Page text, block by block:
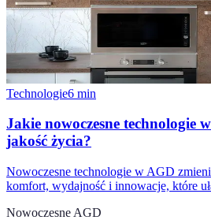
Technologie6 min
Jakie nowoczesne technologie
jakość życia?
Nowoczesne technologie w AGD
komfort, wydajność i innowacje, które
Nowoczesne AGD